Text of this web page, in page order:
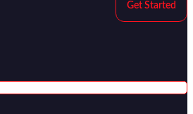
Get Started